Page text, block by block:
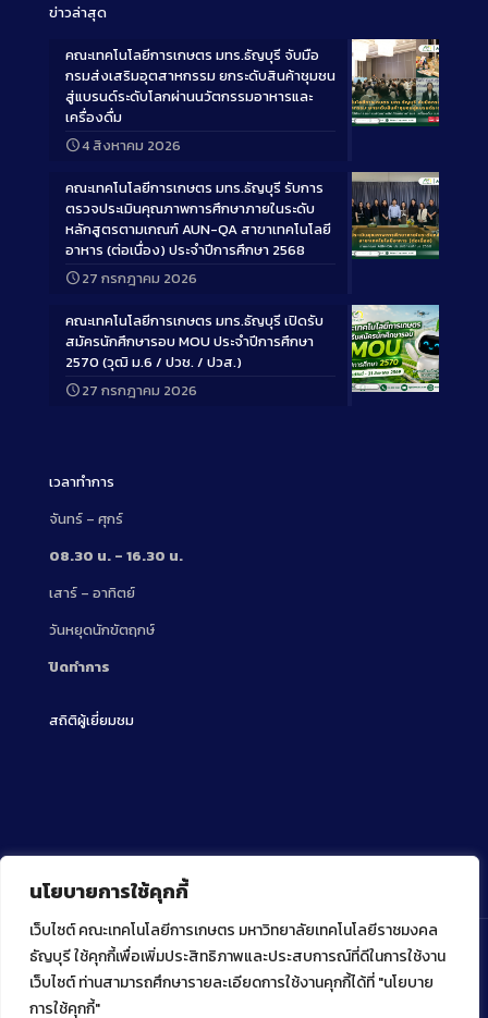
นโยบายการใช้คุกกี้
เว็บไซต์ คณะเทคโนโลยีการเกษตร มหาวิทยาลัยเทคโนโลยีราชมงคล
ธัญบุรี ใช้คุกกี้เพื่อเพิ่มประสิทธิภาพและประสบการณ์ที่ดีในการใช้งาน
เว็บไซต์ ท่านสามารถศึกษารายละเอียดการใช้งานคุกกี้ได้ที่ "นโยบาย
การใช้คุกกี้"
ข่าวล่าสุด
Long
คณะเทคโนโลยีการเกษตร มทร.ธัญบุรี จับมือ
กรมส่งเสริมอุตสาหกรรม ยกระดับสินค้าชุมชน
สู่แบรนด์ระดับโลกผ่านนวัตกรรมอาหารและ
เครื่องดื่ม
4 สิงหาคม 2026
Long
คณะเทคโนโลยีการเกษตร มทร.ธัญบุรี รับการ
ตรวจประเมินคุณภาพการศึกษาภายในระดับ
หลักสูตรตามเกณฑ์ AUN-QA สาขาเทคโนโลยี
อาหาร (ต่อเนื่อง) ประจำปีการศึกษา 2568
27 กรกฎาคม 2026
Long
คณะเทคโนโลยีการเกษตร มทร.ธัญบุรี เปิดรับ
สมัครนักศึกษารอบ MOU ประจำปีการศึกษา
2570 (วุฒิ ม.6 / ปวช. / ปวส.)
27 กรกฎาคม 2026
เวลาทำการ
จันทร์ – ศุกร์
08.30 น. – 16.30 น.
เสาร์ – อาทิตย์
วันหยุดนักขัตฤกษ์
ปิดทำการ
สถิติผู้เยี่ยมชม
Copyright ⓒ 2022 คณะเทคโนโลยีการเกษตร มหาวิทยาลัย